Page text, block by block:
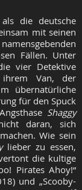
die deutsche
mit seinen
Fällen. Unter
vier Detektive
ihrem Van, der
übernatürliche
für den Spuck
Shaggy
daran, sich
Wie sein
lieber zu essen,
die kultige
Pirates Ahoy!“
und „Scooby-